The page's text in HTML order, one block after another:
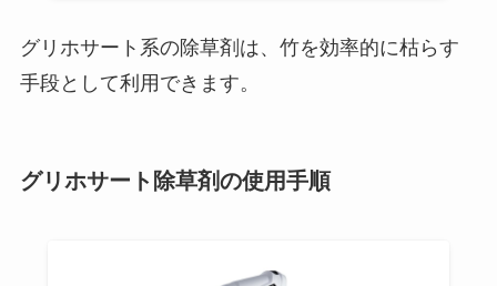
グリホサート系の除草剤は、竹を効率的に枯らす
手段として利用できます。
グリホサート除草剤の使用手順